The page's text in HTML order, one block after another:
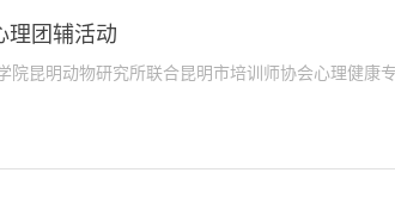
理团辅活动
昆明动物研究所联合昆明市培训师协会心理健康